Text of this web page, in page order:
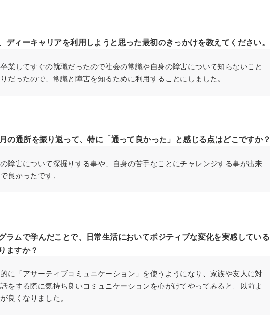
ィーキャリアを利用しようと思った最初のきっかけを教えてください。
業してすぐの就職だったので社会の常識や自身の障害について知らないこと
だったので、常識と障害を知るために利用することにしました。
通所を振り返って、特に「通って良かった」と感じる点はどこですか？
障害について深掘りする事や、自身の苦手なことにチャレンジする事が出来
良かったです。
ムで学んだことで、日常生活においてポジティブな変化を実感している
ますか？
に「アサーティブコミュニケーション」を使うようになり、家族や友人に対
をする際に気持ち良いコミュニケーションを心がけてやってみると、以前よ
良くなりました。